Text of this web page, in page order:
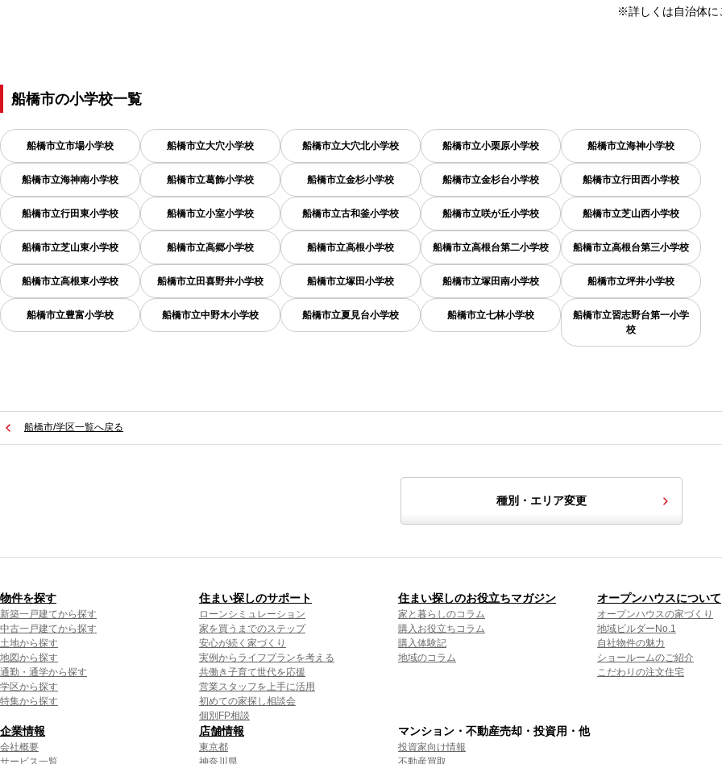
※詳しくは自治体に
船橋市の小学校一覧
船橋市立市場小学校 船橋市立大穴小学校 船橋市立大穴北小学校 船橋市立小栗原小学校 船橋市立海神小学校
船橋市立海神南小学校 船橋市立葛飾小学校 船橋市立金杉小学校 船橋市立金杉台小学校 船橋市立行田西小学校
船橋市立行田東小学校 船橋市立小室小学校 船橋市立古和釜小学校 船橋市立咲が丘小学校 船橋市立芝山西小学校
船橋市立芝山東小学校 船橋市立高郷小学校 船橋市立高根小学校 船橋市立高根台第二小学校 船橋市立高根台第三小学校
船橋市立高根東小学校 船橋市立田喜野井小学校 船橋市立塚田小学校 船橋市立塚田南小学校 船橋市立坪井小学校
船橋市立豊富小学校 船橋市立中野木小学校 船橋市立夏見台小学校 船橋市立七林小学校
船橋市立習志野台第一小学
校
船橋市/学区一覧へ戻る
種別・エリア変更
物件を探す
新築一戸建てから探す
中古一戸建てから探す
土地から探す
地図から探す
通勤・通学から探す
学区から探す
特集から探す
住まい探しのサポート
ローンシミュレーション
家を買うまでのステップ
安心が続く家づくり
実例からライフプランを考える
共働き子育て世代を応援
営業スタッフを上手に活用
初めての家探し相談会
個別FP相談
住まい探しのお役立ちマガジン
家と暮らしのコラム
購入お役立ちコラム
購入体験記
地域のコラム
オープンハウスについて
オープンハウスの家づくり
地域ビルダーNo.1
自社物件の魅力
ショールームのご紹介
こだわりの注文住宅
企業情報
会社概要
サービス一覧
店舗情報
東京都
神奈川県
マンション・不動産売却・投資用・他
投資家向け情報
不動産買取